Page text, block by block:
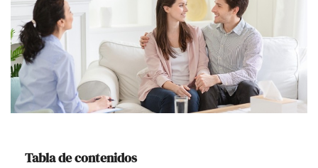
Familia
Ayuda
Cursos
Recursos
Tabla de contenidos